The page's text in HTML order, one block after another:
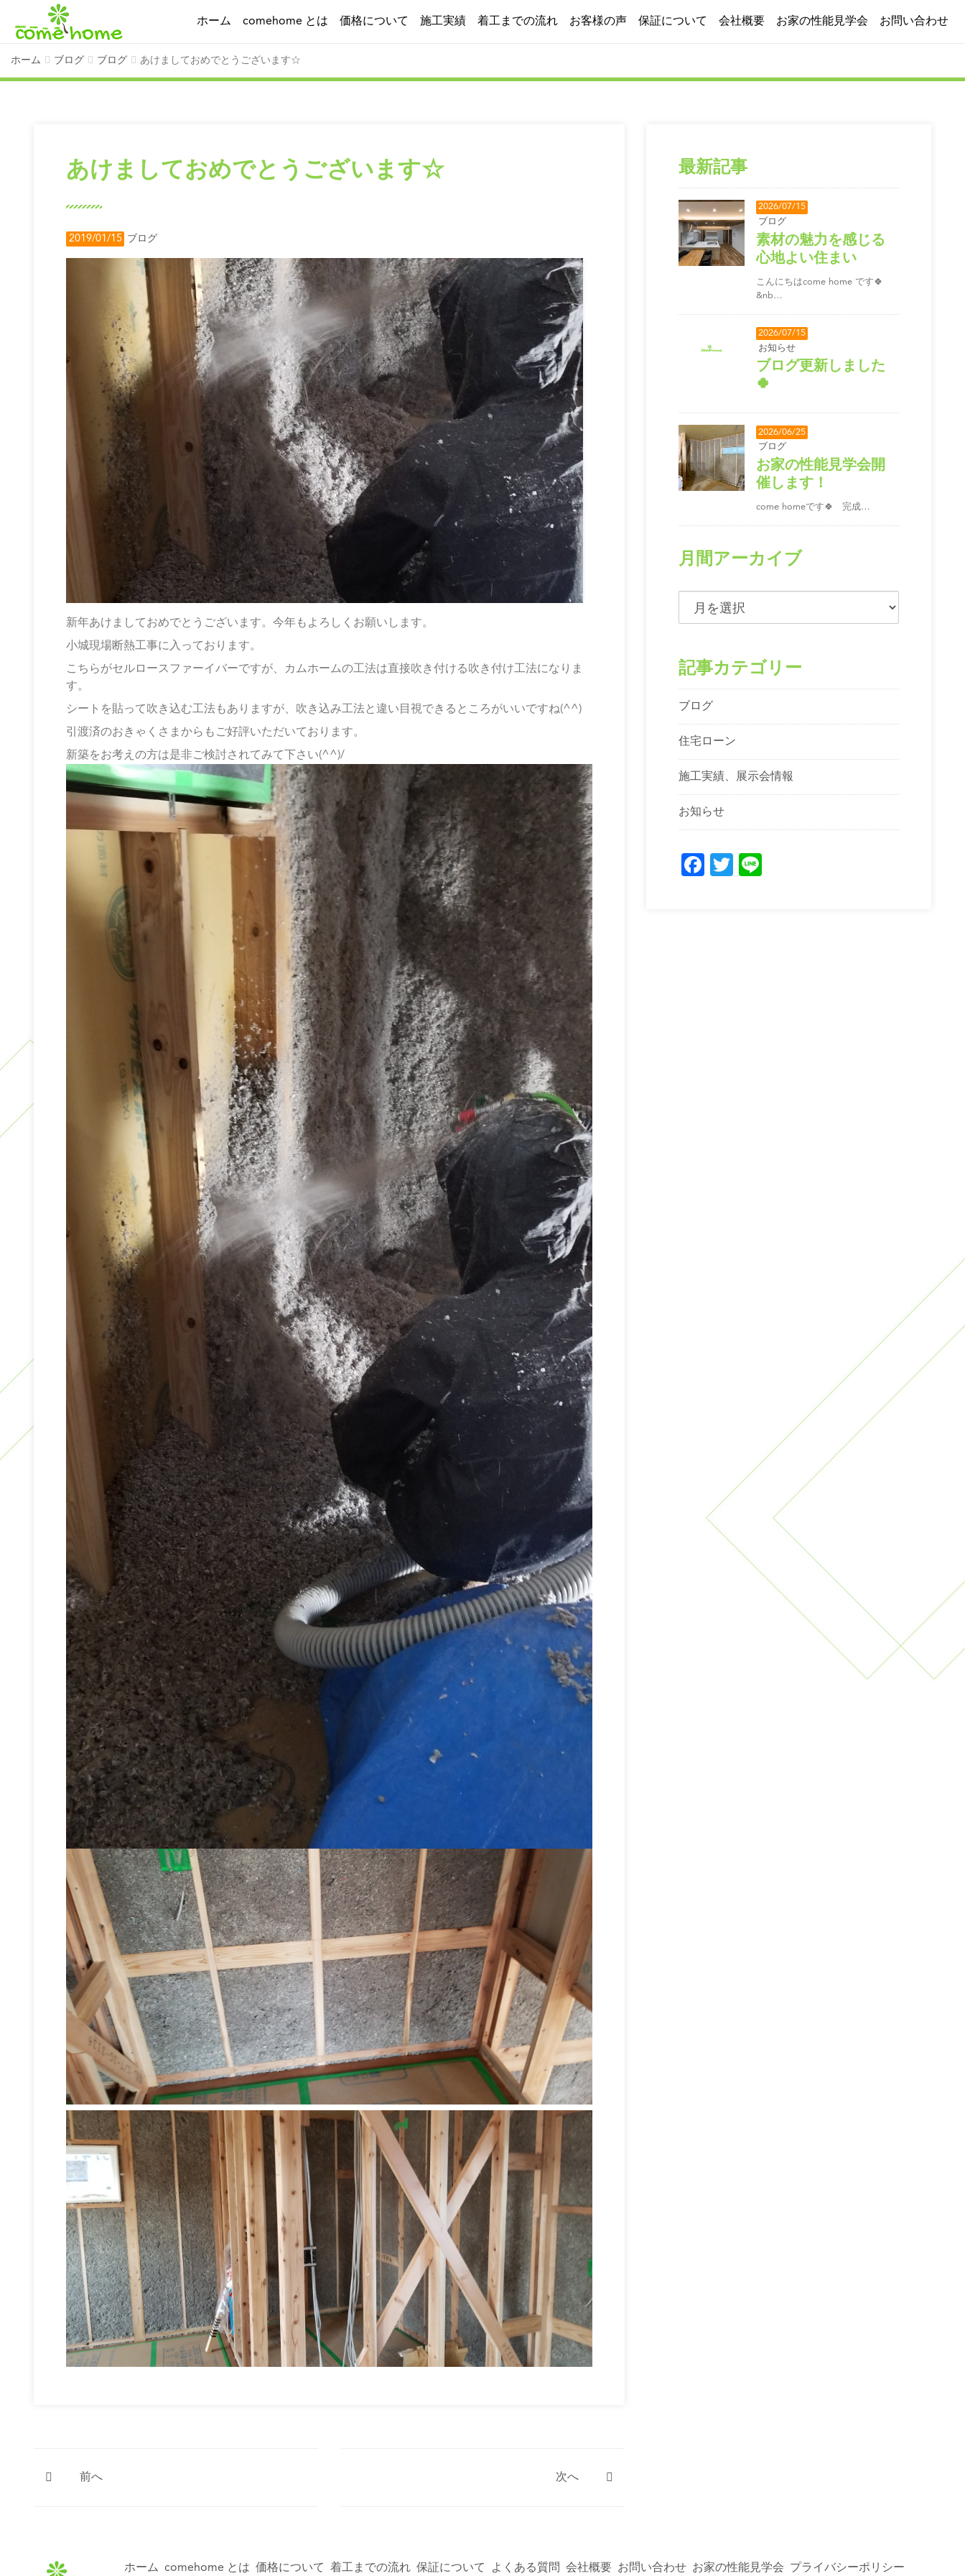
ホーム comehome とは 価格について 施工実績 着工までの流れ お客様の声 保証について 会社概要 お家の性能見学会 お問い合わせ
ホーム ブログ ブログ あけましておめでとうございます☆
あけましておめでとうございます☆
2019/01/15 ブログ
新年あけましておめでとうございます。今年もよろしくお願いします。
小城現場断熱工事に入っております。
こちらがセルロースファーイバーですが、カムホームの工法は直接吹き付ける吹き付け工法になりま
す。
シートを貼って吹き込む工法もありますが、吹き込み工法と違い目視できるところがいいですね(^^)
引渡済のおきゃくさまからもご好評いただいております。
新築をお考えの方は是非ご検討されてみて下さい(^^)/
次へ
前へ
最新記事
2026/07/15
ブログ
素材の魅力を感じる
心地よい住まい
こんにちはcome home です🍀
&nb…
2026/07/15
お知らせ
ブログ更新しました
🍀
2026/06/25
ブログ
お家の性能見学会開
催します！
come homeです🍀 完成…
月間アーカイブ
記事カテゴリー
ブログ
住宅ローン
施工実績、展示会情報
お知らせ
Facebook
Twitter
ホーム comehome とは 価格について 着工までの流れ 保証について よくある質問 会社概要 お問い合わせ お家の性能見学会 プライバシーポリシー